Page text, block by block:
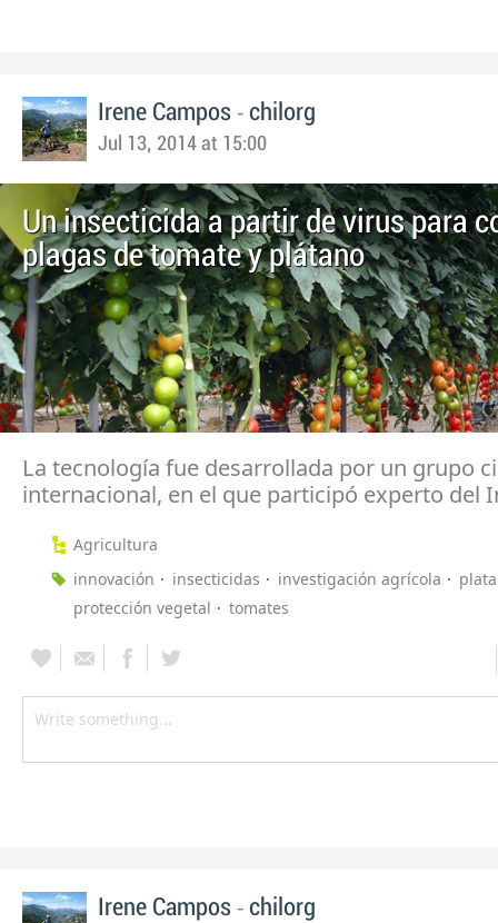
Irene Campos - chilorg
Jul 13, 2014 at 15:00
Un insecticida a partir de virus para
plagas de tomate y plátano
La tecnología fue desarrollada por un grupo
internacional, en el que participó experto del
Agricultura
innovación
insecticidas investigación agrícola
protección vegetal
tomates
Irene Campos - chilorg